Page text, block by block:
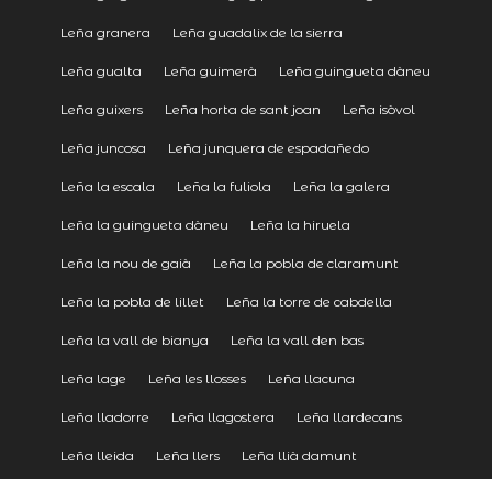
Leña granera Leña guadalix de la sierra
Leña gualta Leña guimerà Leña guingueta dàneu
Leña guixers Leña horta de sant joan Leña isòvol
Leña juncosa Leña junquera de espadañedo
Leña la escala Leña la fuliola Leña la galera
Leña la guingueta dàneu Leña la hiruela
Leña la nou de gaià Leña la pobla de claramunt
Leña la pobla de lillet Leña la torre de cabdella
Leña la vall de bianya Leña la vall den bas
Leña lage Leña les llosses Leña llacuna
Leña lladorre Leña llagostera Leña llardecans
Leña lleida Leña llers Leña llià damunt